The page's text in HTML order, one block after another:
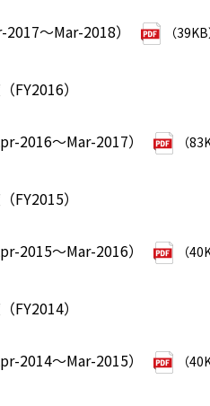
～Mar-2018） （
FY2016）
2016～Mar-2017） （
FY2015）
2015～Mar-2016） （
FY2014）
2014～Mar-2015） （